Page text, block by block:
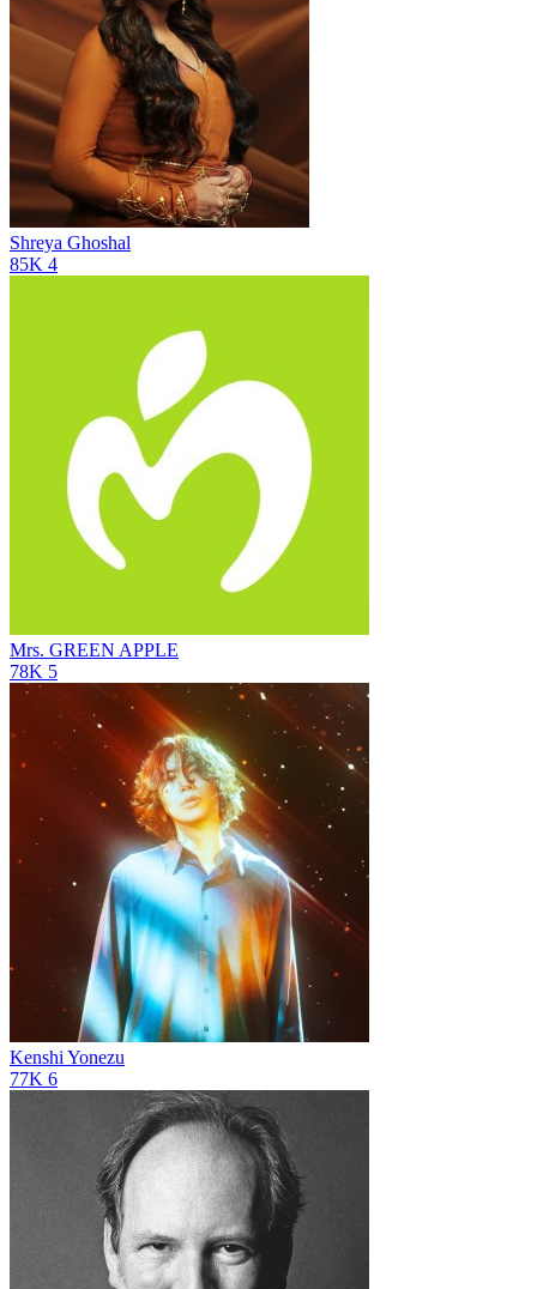
Shreya Ghoshal
85K 4
Mrs. GREEN APPLE
78K 5
Kenshi Yonezu
77K 6